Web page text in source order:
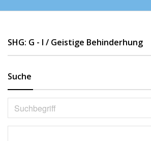
SHG: G - I / Geistige Behinderhung
Suche